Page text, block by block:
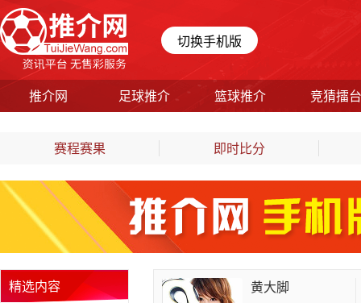
切换手机版
推介网 足球推介 篮球推介 竞猜擂台
赛程赛果 即时比分
精选内容
黄大脚